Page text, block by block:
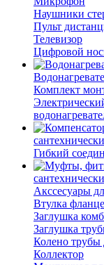
Наушники
Пульт
Телевизор
Цифровой
Комплект
Гибкий
Акссесуары
Втулка
Заглушка
Заглушка
Колено трубы
Коллектор